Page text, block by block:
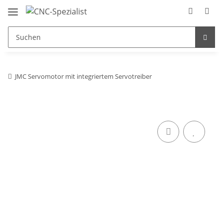
JMC Servomotor mit integriertem Servotreiber